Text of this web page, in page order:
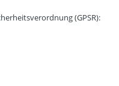
(GPSR):